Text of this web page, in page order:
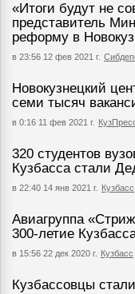
«Итоги будут не
представитель
реформу в
в 23:56 12 фев 2021 г.
Новокузнецкий
семи тысяч
в 0:16 11 фев 2021 г.
320 студентов
Кузбасса стали
в 22:40 14 янв 2021 г. Кузбасс
Авиагруппа
300-летие
в 15:56 22 дек 2020 г. Кузбасс
Кузбассовцы